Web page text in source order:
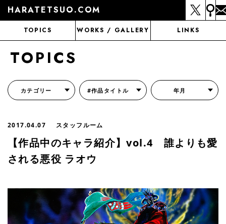
HARATETSUO.COM
TOPICS WORKS / GALLERY LINKS
TOPICS
カテゴリー #作品タイトル 年月
2017.04.07 スタッフルーム
【作品中のキャラ紹介】vol.4 誰よりも愛
される悪役 ラオウ